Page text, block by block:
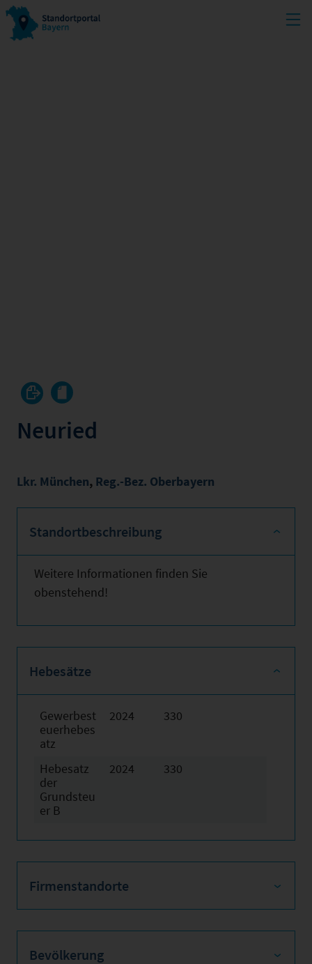
Neuried
Lkr. München, Reg.-Bez. Oberbayern
Standortbeschreibung
Weitere Informationen finden Sie
obenstehend!
Hebesätze
Gewerbest
euerhebes
atz
2024 330
Hebesatz
der
Grundsteu
er B
2024 330
Firmenstandorte
Bevölkerung